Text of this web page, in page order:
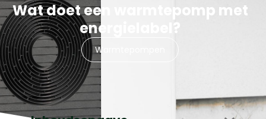
Wat doet een warmtepomp met
energielabel?
Warmtepompen